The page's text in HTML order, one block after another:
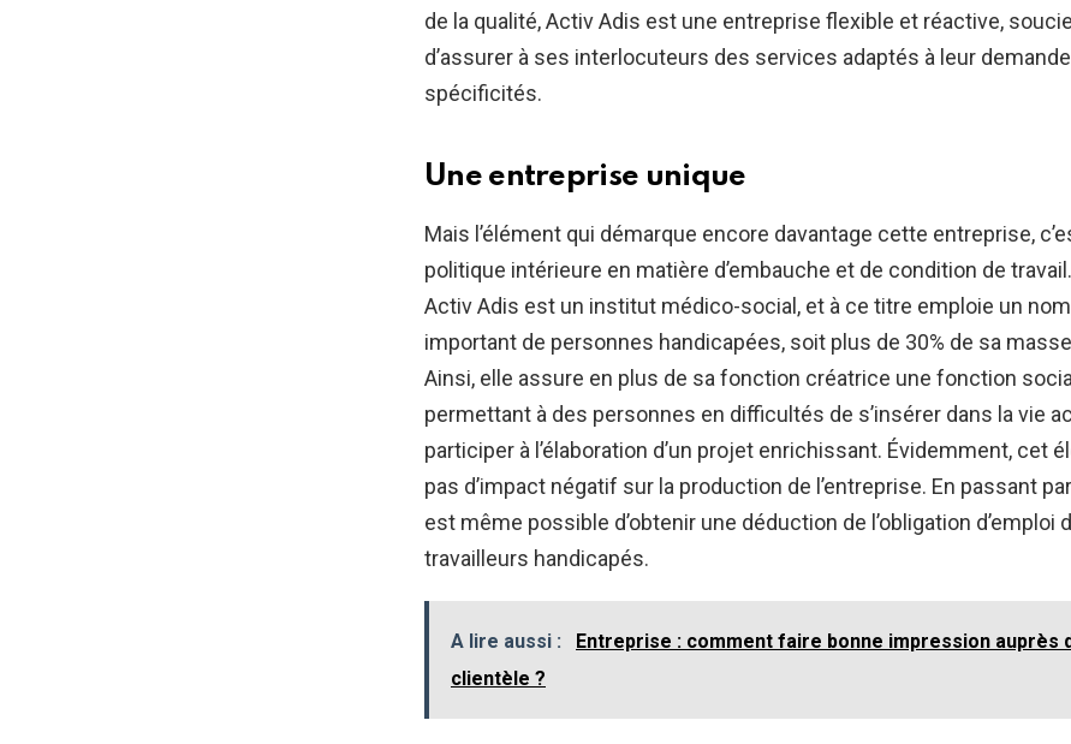
de la qualité, Activ Adis est une entreprise flexible et réactive,
d’assurer à ses interlocuteurs des services adaptés à leur
spécificités.
Une entreprise unique
Mais l’élément qui démarque encore davantage cette entreprise,
politique intérieure en matière d’embauche et de condition de
Activ Adis est un institut médico-social, et à ce titre emploie un
important de personnes handicapées, soit plus de 30% de sa
Ainsi, elle assure en plus de sa fonction créatrice une fonction
permettant à des personnes en difficultés de s’insérer dans la vie
participer à l’élaboration d’un projet enrichissant. Évidemment, cet
pas d’impact négatif sur la production de l’entreprise. En passant
est même possible d’obtenir une déduction de l’obligation d’emploi
travailleurs handicapés.
A lire aussi :
Entreprise : comment faire bonne impression auprès
clientèle ?